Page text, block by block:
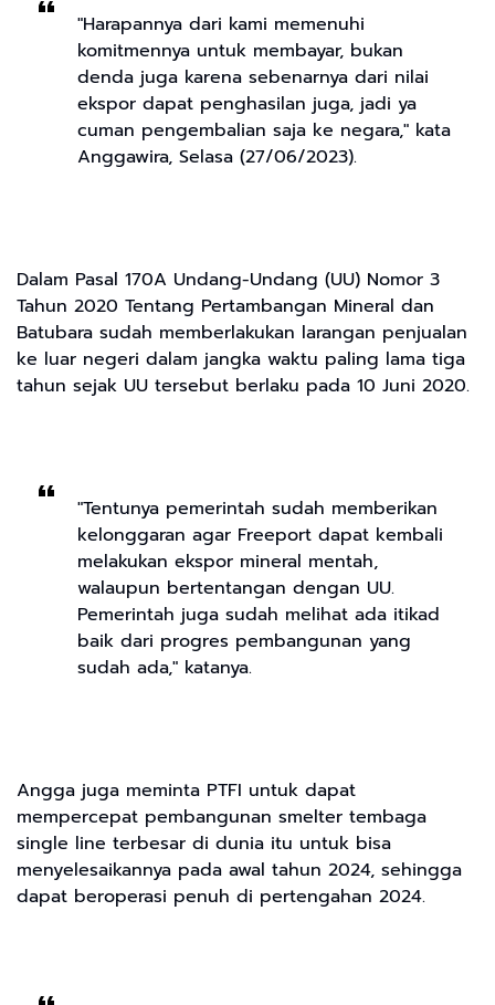
"Harapannya dari kami memenuhi
komitmennya untuk membayar, bukan
denda juga karena sebenarnya dari nilai
ekspor dapat penghasilan juga, jadi ya
cuman pengembalian saja ke negara," kata
Anggawira, Selasa (27/06/2023).
Dalam Pasal 170A Undang-Undang (UU) Nomor 3
Tahun 2020 Tentang Pertambangan Mineral dan
Batubara sudah memberlakukan larangan penjualan
ke luar negeri dalam jangka waktu paling lama tiga
tahun sejak UU tersebut berlaku pada 10 Juni 2020.
"Tentunya pemerintah sudah memberikan
kelonggaran agar Freeport dapat kembali
melakukan ekspor mineral mentah,
walaupun bertentangan dengan UU.
Pemerintah juga sudah melihat ada itikad
baik dari progres pembangunan yang
sudah ada," katanya.
Angga juga meminta PTFI untuk dapat
mempercepat pembangunan smelter tembaga
single line terbesar di dunia itu untuk bisa
menyelesaikannya pada awal tahun 2024, sehingga
dapat beroperasi penuh di pertengahan 2024.